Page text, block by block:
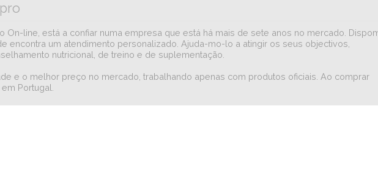
On-line, está a confiar numa empresa que está há mais de sete anos no mercado.
encontra um atendimento personalizado. Ajuda-mo-lo a atingir os seus objectivos,
nutricional, de treino e de suplementação.
e o melhor preço no mercado, trabalhando apenas com produtos oficiais. Ao comprar
Portugal.